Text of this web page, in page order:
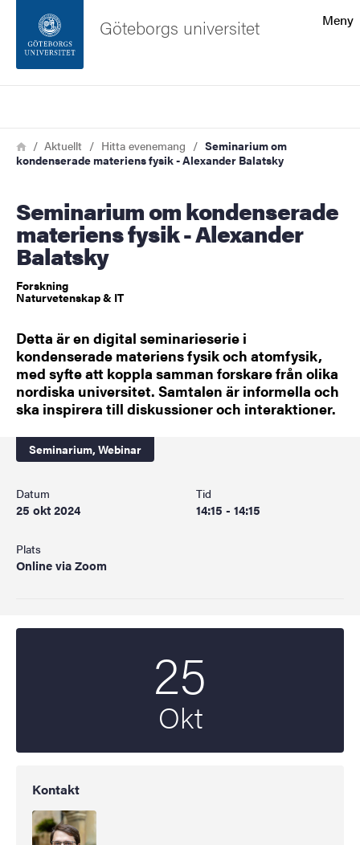
Sidfoten
Om webbplatsen
Meny
Göteborgs universitet
Länkstig
HemAktuellt Hitta evenemang
Seminarium om
kondenserade materiens fysik - Alexander Balatsky
Seminarium om kondenserade
materiens fysik - Alexander
Balatsky
Forskning
Naturvetenskap & IT
Detta är en digital seminarieserie i
kondenserade materiens fysik och atomfysik,
med syfte att koppla samman forskare från olika
nordiska universitet. Samtalen är informella och
ska inspirera till diskussioner och interaktioner.
Seminarium, Webinar
Datum
25 okt 2024
Tid
14:15 - 14:15
Plats
Online via Zoom
25
Okt
Kontakt